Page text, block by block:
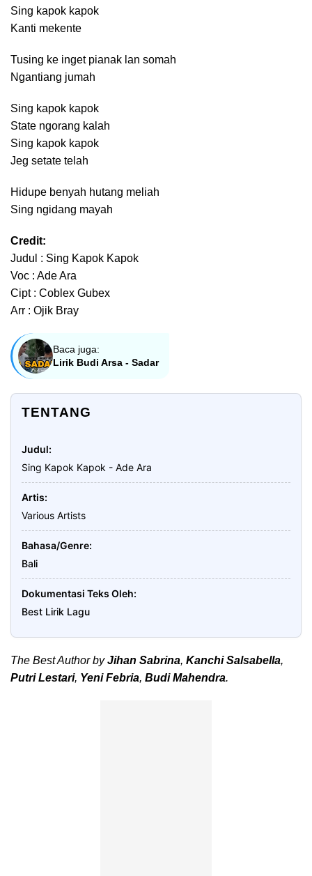
Sing kapok kapok
Kanti mekente
Tusing ke inget pianak lan somah
Ngantiang jumah
Sing kapok kapok
State ngorang kalah
Sing kapok kapok
Jeg setate telah
Hidupe benyah hutang meliah
Sing ngidang mayah
Credit:
Judul : Sing Kapok Kapok
Voc : Ade Ara
Cipt : Coblex Gubex
Arr : Ojik Bray
Baca juga:
Lirik Budi Arsa - Sadar
TENTANG
Judul
Sing Kapok Kapok - Ade Ara
Artis
Various Artists
Bahasa/Genre
Bali
Dokumentasi Teks Oleh
Best Lirik Lagu
The Best Author byJihan Sabrina, Kanchi Salsabella,
Putri Lestari, Yeni Febria, Budi Mahendra.